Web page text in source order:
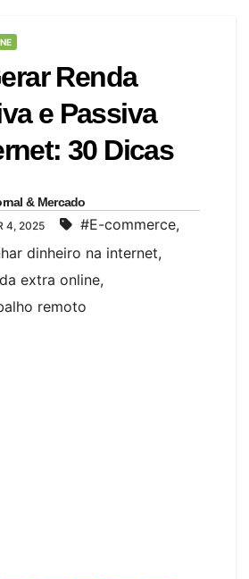
Renda
e Passiva
30 Dicas
& Mercado
4, 2025 #E-commerce​,
dinheiro na internet​,
extra online​,
remoto​